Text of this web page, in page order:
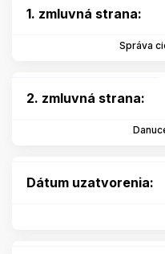
1. zmluvná strana:
Správa
2. zmluvná strana:
Dátum uzatvorenia: